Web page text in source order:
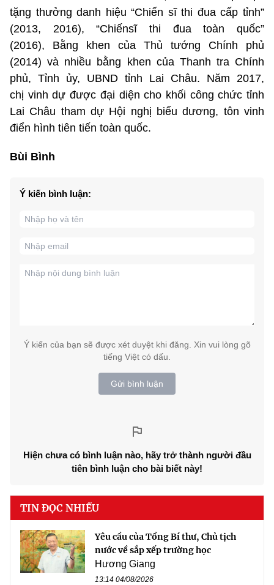
tặng thưởng danh hiệu “Chiến sĩ thi đua cấp tỉnh”
(2013, 2016), “Chiếnsĩ thi đua toàn quốc”
(2016), Bằng khen của Thủ tướng Chính phủ
(2014) và nhiều bằng khen của Thanh tra Chính
phủ, Tỉnh ủy, UBND tỉnh Lai Châu. Năm 2017,
chị vinh dự được đại diện cho khối công chức tỉnh
Lai Châu tham dự Hội nghị biểu dương, tôn vinh
điển hình tiên tiến toàn quốc.
Bùi Bình
Ý kiến bình luận:
Ý kiến của bạn sẽ được xét duyệt khi đăng. Xin vui lòng gõ
tiếng Việt có dấu.
Gửi bình luận
Hiện chưa có bình luận nào, hãy trở thành người đầu
tiên bình luận cho bài biết này!
TIN ĐỌC NHIỀU
Yêu cầu của Tổng Bí thư, Chủ tịch
nước về sắp xếp trường học
Hương Giang
13:14 04/08/2026